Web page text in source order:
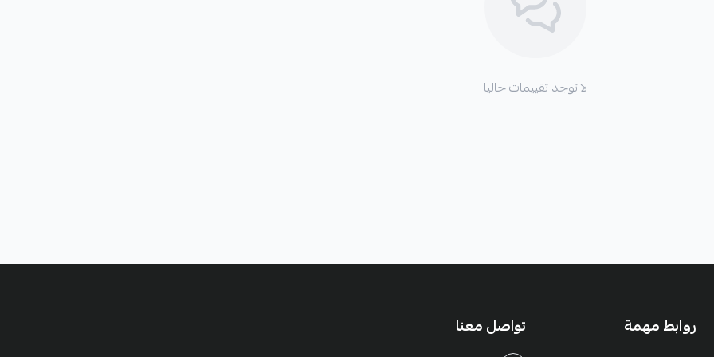
لا توجد تقييمات حاليا
روابط مهمة تواصل معنا